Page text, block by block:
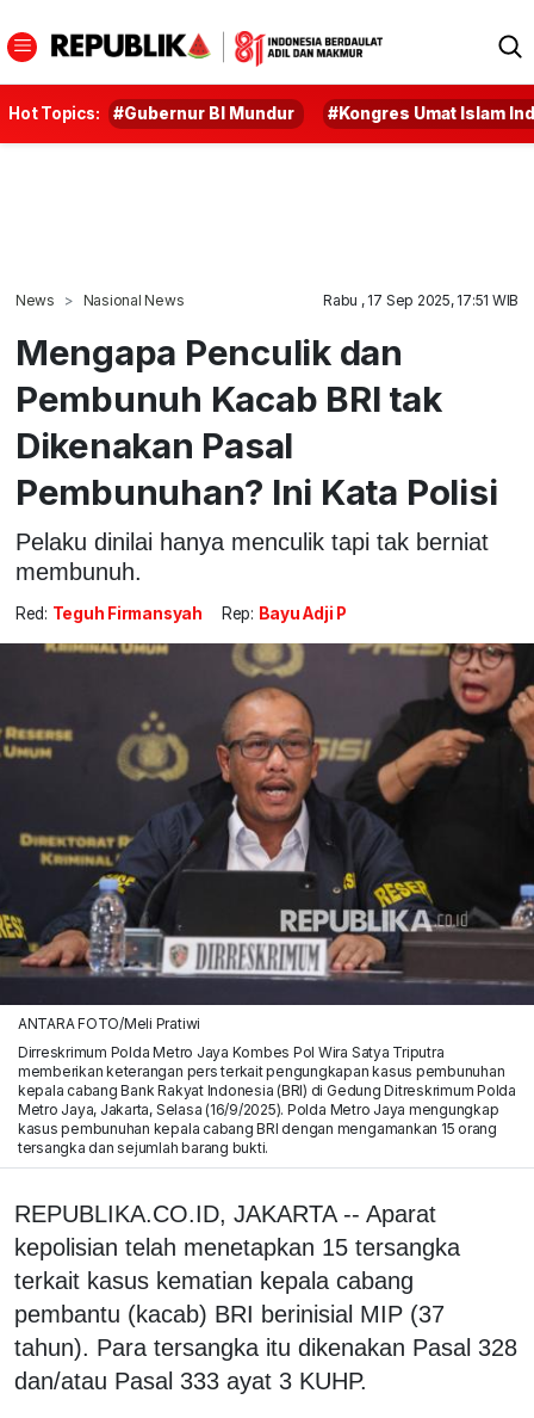
Hot Topics: #Gubernur BI Mundur #Kongres Umat Islam
News Nasional News Rabu , 17 Sep 2025, 17:51 WIB
Mengapa Penculik dan
Pembunuh Kacab BRI tak
Dikenakan Pasal
Pembunuhan? Ini Kata Polisi
Pelaku dinilai hanya menculik tapi tak berniat
membunuh.
Red: Teguh Firmansyah Rep: Bayu Adji P
ANTARA FOTO/Meli Pratiwi
Dirreskrimum Polda Metro Jaya Kombes Pol Wira Satya Triputra
memberikan keterangan pers terkait pengungkapan kasus pembunuhan
kepala cabang Bank Rakyat Indonesia (BRI) di Gedung Ditreskrimum Polda
Metro Jaya, Jakarta, Selasa (16/9/2025). Polda Metro Jaya mengungkap
kasus pembunuhan kepala cabang BRI dengan mengamankan 15 orang
tersangka dan sejumlah barang bukti.
REPUBLIKA.CO.ID, JAKARTA -- Aparat
kepolisian telah menetapkan 15 tersangka
terkait kasus kematian kepala cabang
pembantu (kacab) BRI berinisial MIP (37
tahun). Para tersangka itu dikenakan Pasal 328
dan/atau Pasal 333 ayat 3 KUHP.